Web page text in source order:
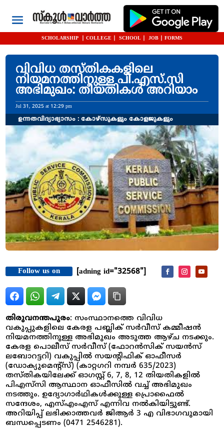
SCHOLARSHIP COLLEGE SCHOOL JOB FORMS
വിവിധ തസ്തികകളിലെ
നിയമനത്തിനുള്ള പി.എസ്.സി
അഭിമുഖം: തീയതികൾ അറിയാം
Jul 31, 2025 at 12:29 pm
ഉന്നതവിദ്യാഭ്യാസം : കോഴ്സുകളും കോളജുകളും
Follow us on [adning id="32568"]
തിരുവനന്തപുരം: സംസ്ഥാനത്തെ വിവിധ
വകുപ്പുകളിലെ കേരള പബ്ലിക് സർവീസ് കമ്മീഷൻ
നിയമനത്തിനുള്ള അഭിമുഖം അടുത്ത ആഴ്ച നടക്കും.
കേരള പൊലീസ് സർവീസ് (ഫോറൻസിക് സയൻസ്
ലബോറട്ടറി) വകുപ്പിൽ സയന്റിഫിക് ഓഫീസർ
(ഡോക്യുമെന്റ്സ്) (കാറ്റഗറി നമ്പർ 635/2023)
തസ്തികയിലേക്ക് ഓഗസ്റ്റ് 6, 7, 8, 12 തിയതികളിൽ
പിഎസ്‍സി ആസ്ഥാന ഓഫീസിൽ വച്ച് അഭിമുഖം
നടത്തും. ഉദ്യോഗാർഥികൾക്കുള്ള പ്രൊഫൈൽ
സന്ദേശം, എസ്എംഎസ് എന്നിവ നൽകിയിട്ടുണ്ട്.
അറിയിപ്പ് ലഭിക്കാത്തവർ ജിആർ 3 എ വിഭാഗവുമായി
ബന്ധപ്പെടണം (0471 2546281).